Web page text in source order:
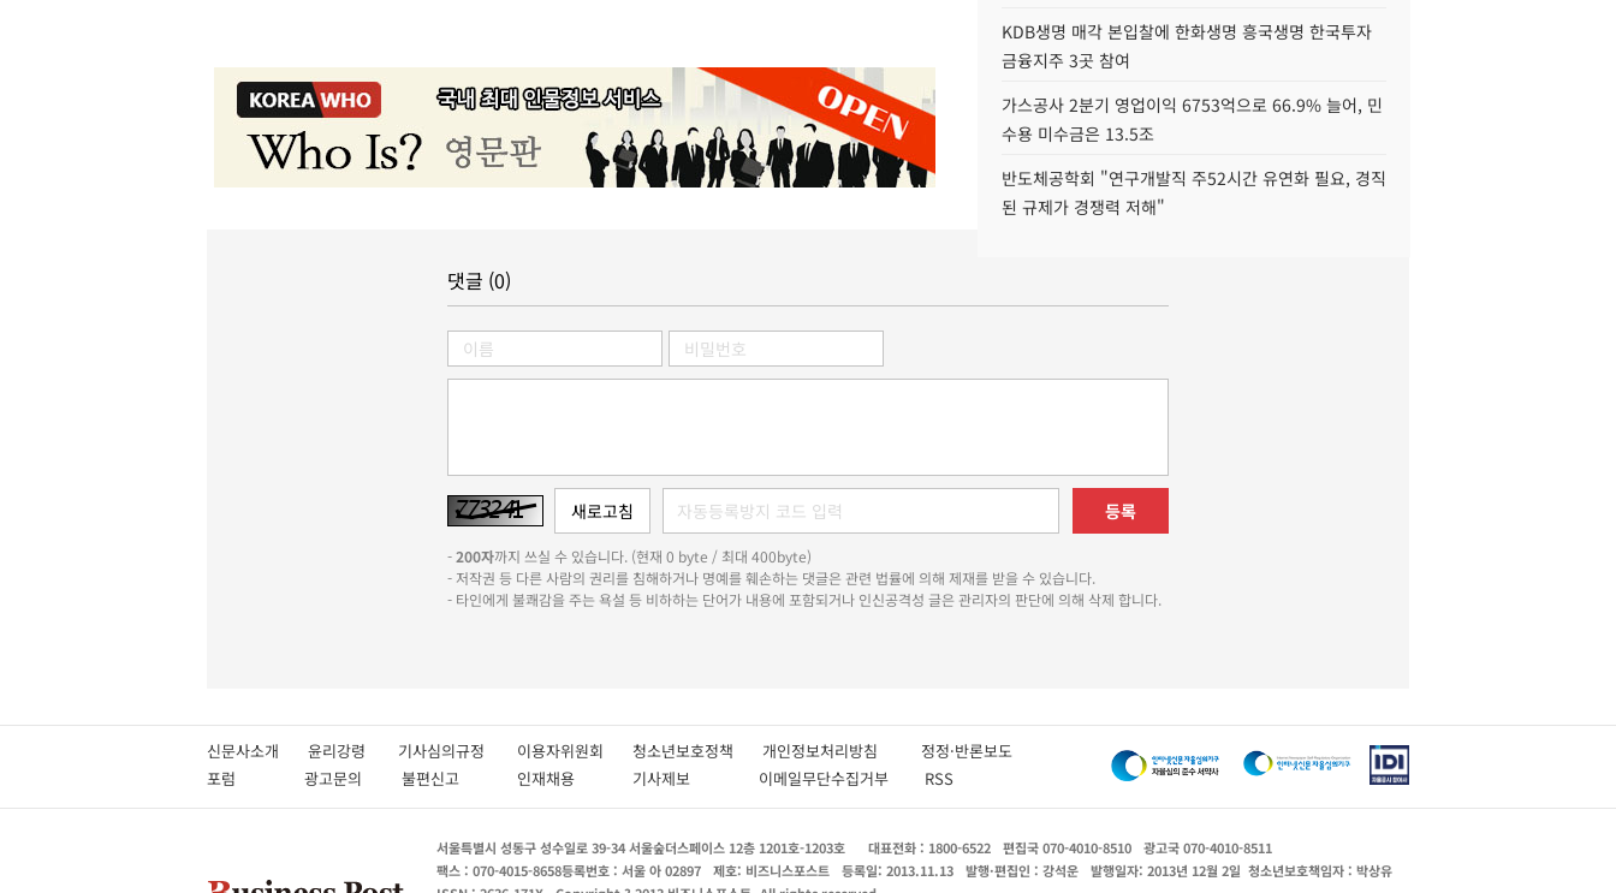
KDB생명 매각 본입찰에 한화생명 흥국생명 한국투자
금융지주 3곳 참여
가스공사 2분기 영업이익 6753억으로 66.9% 늘어, 민
수용 미수금은 13.5조
반도체공학회 "연구개발직 주52시간 유연화 필요, 경직
된 규제가 경쟁력 저해"
댓글 (0)
등록
-200자까지 쓰실 수 있습니다. (현재 0 byte / 최대 400byte)
- 저작권 등 다른 사람의 권리를 침해하거나 명예를 훼손하는 댓글은 관련 법률에 의해 제재를 받을 수 있습니다.
- 타인에게 불쾌감을 주는 욕설 등 비하하는 단어가 내용에 포함되거나 인신공격성 글은 관리자의 판단에 의해 삭제 합니다.
신문사소개 윤리강령 기사심의규정 이용자위원회 청소년보호정책 개인정보처리방침 정정·반론보도
포럼
광고문의 불편신고 인재채용 기사제보 이메일무단수집거부 RSS
서울특별시 성동구 성수일로 39-34 서울숲더스페이스 12층 1201호-1203호 대표전화 : 1800-6522 편집국 070-4010-8510
광고국 070-4010-8511
팩스 : 070-4015-8658등록번호 : 서울 아 02897 제호: 비즈니스포스트 등록일: 2013.11.13 발행·편집인 : 강석운 발행일자: 2013년 12월 2일 청소년보호책임자 : 박상유